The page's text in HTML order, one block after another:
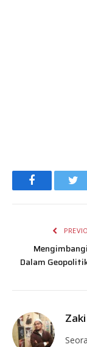
Facebook
Dalam